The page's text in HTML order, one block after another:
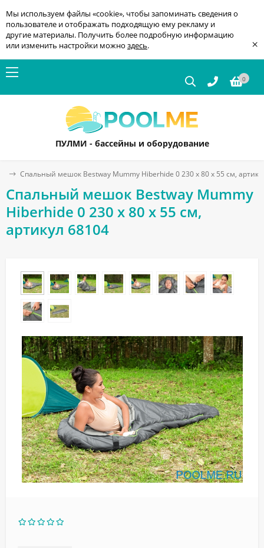
Мы используем файлы «cookie», чтобы запоминать сведения о
пользователе и отображать подходящую ему рекламу и
другие материалы. Получить более подробную информацию
или изменить настройки можно здесь. ×
0
ПУЛМИ - бассейны и оборудование
Спальный мешок Bestway Mummy Hiberhide 0 230 x 80 x 55 см,
Спальный мешок Bestway Mummy
Hiberhide 0 230 x 80 x 55 см,
артикул 68104